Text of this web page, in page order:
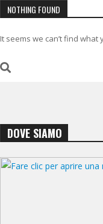
NOTHING FOUND
It seems we can’t find
DOVE SIAMO